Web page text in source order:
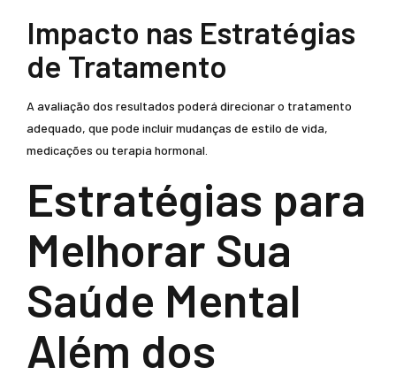
Impacto nas Estratégias
de Tratamento
A avaliação dos resultados poderá direcionar o tratamento
adequado, que pode incluir mudanças de estilo de vida,
medicações ou terapia hormonal.
Estratégias para
Melhorar Sua
Saúde Mental
Além dos